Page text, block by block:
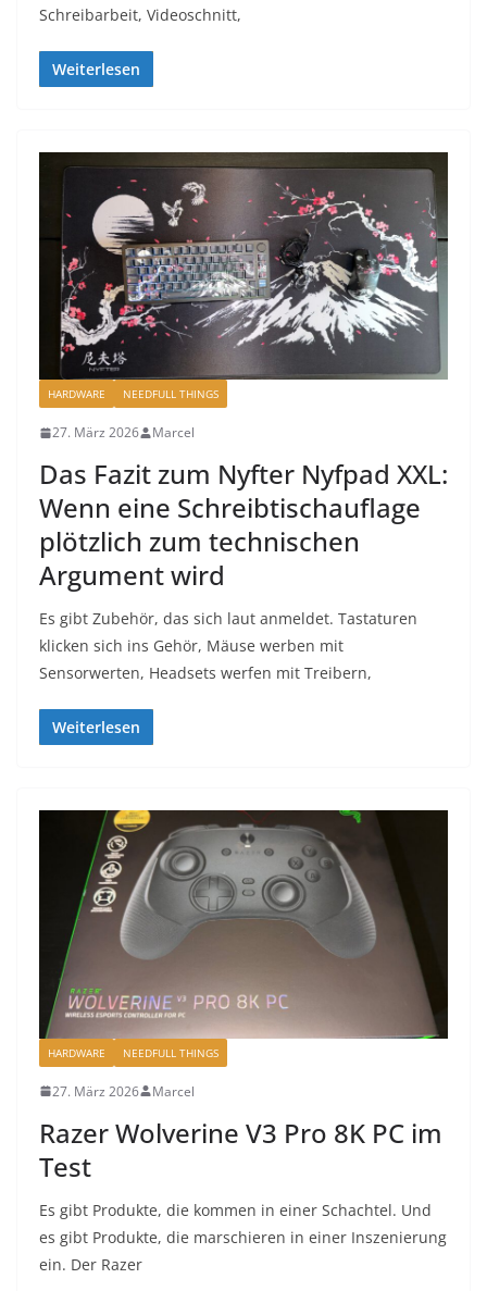
Schreibarbeit, Videoschnitt,
Weiterlesen
HARDWARE NEEDFULL THINGS
27. März 2026 Marcel
Das Fazit zum Nyfter Nyfpad XXL:
Wenn eine Schreibtischauflage
plötzlich zum technischen
Argument wird
Es gibt Zubehör, das sich laut anmeldet. Tastaturen
klicken sich ins Gehör, Mäuse werben mit
Sensorwerten, Headsets werfen mit Treibern,
Weiterlesen
HARDWARE NEEDFULL THINGS
27. März 2026 Marcel
Razer Wolverine V3 Pro 8K PC im
Test
Es gibt Produkte, die kommen in einer Schachtel. Und
es gibt Produkte, die marschieren in einer Inszenierung
ein. Der Razer